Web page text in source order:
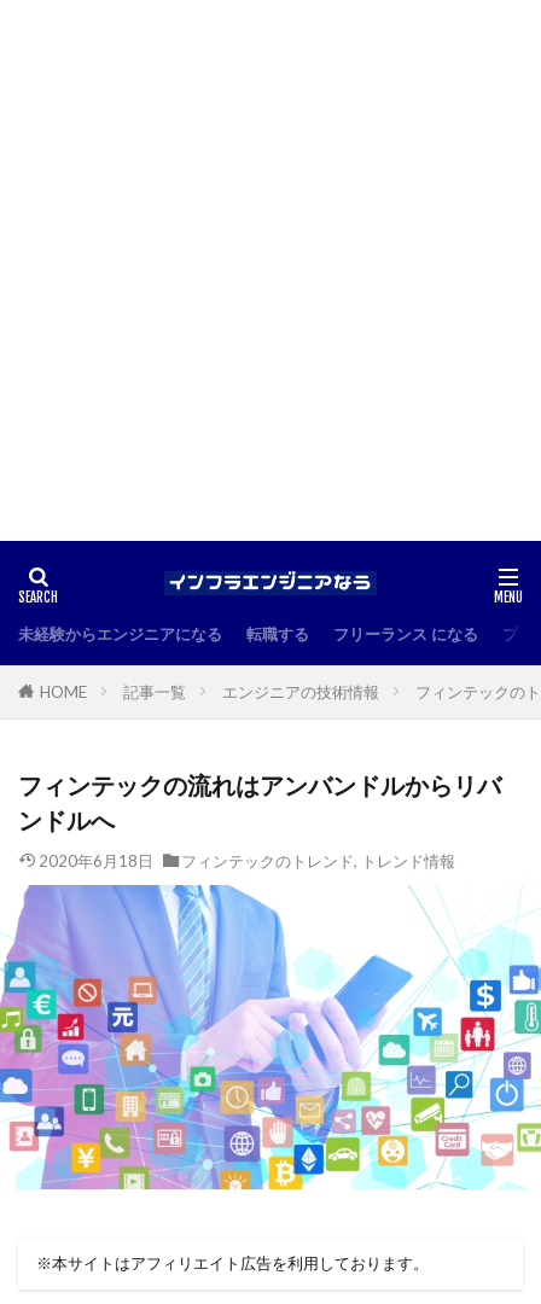
未経験からエンジニアになる 転職する フリーランス になる プロ
HOME 記事一覧 エンジニアの技術情報 フィンテックの
フィンテックの流れはアンバンドルからリバ
ンドルへ
2020年6月18日 フィンテックのトレンド, トレンド情報
※本サイトはアフィリエイト広告を利用しております。